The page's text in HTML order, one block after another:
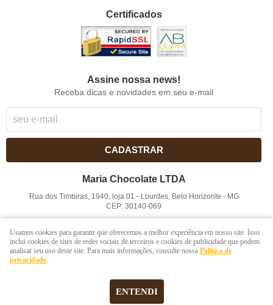
Certificados
Assine nossa news!
Receba dicas e novidades em seu e-mail
CADASTRAR
Maria Chocolate LTDA
Rua dos Timbiras, 1940, loja 01 - Lourdes, Belo Horizonte - MG
CEP: 30140-069
LOJA VIRTUAL CRIADA POR
Usamos cookies para garantir que oferecemos a melhor experiência em nosso site. Isso
inclui cookies de sites de redes sociais de terceiros e cookies de publicidade que podem
analisar seu uso deste site. Para mais informações, consulte nossa Política de
privacidade.
ENTENDI